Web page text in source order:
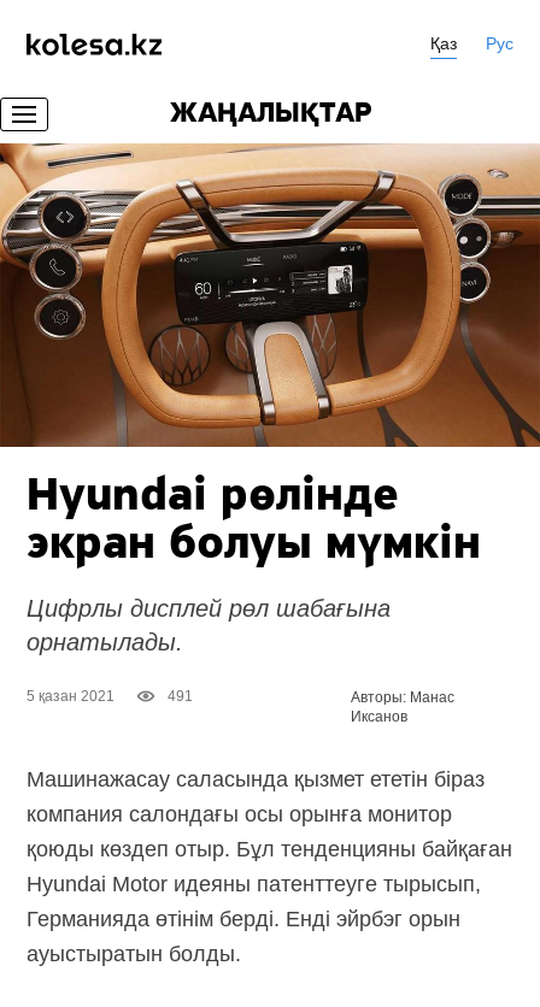
Қаз Рус
ЖАҢАЛЫҚТАР
Hyundai рөлінде
экран болуы мүмкін
Цифрлы дисплей рөл шабағына
орнатылады.
5 қазан 2021 491
Авторы: Манас
Иксанов
Машинажасау саласында қызмет ететін біраз
компания салондағы осы орынға монитор
қоюды көздеп отыр. Бұл тенденцияны байқаған
Hyundai Motor идеяны патенттеуге тырысып,
Германияда өтінім берді. Енді эйрбэг орын
ауыстыратын болды.